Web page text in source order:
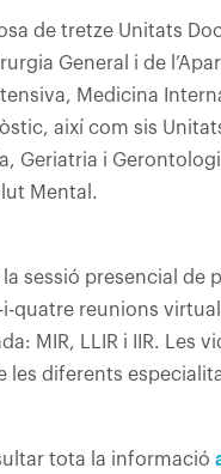
de tretze Unitats
General i de
Medicina
així com sis
Geriatria i
Mental.
sessió presencial de
quatre reunions
MIR, LLIR i IIR.
les diferents
tota la informació